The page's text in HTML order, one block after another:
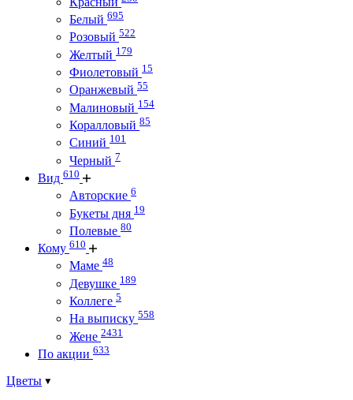
Белый 695
Розовый 522
Желтый 179
Фиолетовый 15
Оранжевый 55
Малиновый 154
Коралловый 85
Синий 101
Черный 7
Вид 610
Авторские 6
Букеты дня 19
Полевые 80
Кому 610
Маме 48
Девушке 189
Коллеге 5
На выписку 558
Жене 2431
По акции 633
Цветы